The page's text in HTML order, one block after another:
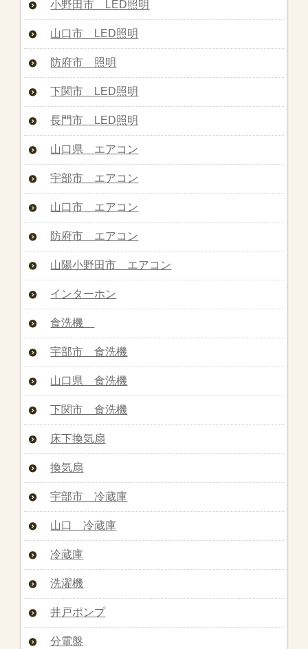
小野田市 LED照明
山口市 LED照明
防府市 照明
下関市 LED照明
長門市 LED照明
山口県 エアコン
宇部市 エアコン
山口市 エアコン
防府市 エアコン
山陽小野田市 エアコン
インターホン
食洗機
宇部市 食洗機
山口県 食洗機
下関市 食洗機
床下換気扇
換気扇
宇部市 冷蔵庫
山口 冷蔵庫
冷蔵庫
洗濯機
井戸ポンプ
分電盤